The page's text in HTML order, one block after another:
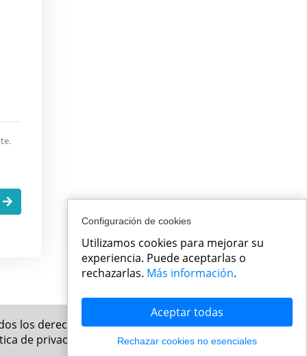
los derechos reservados
de privacidad
Configuración de cookies
Utilizamos cookies para mejorar su
experiencia. Puede aceptarlas o
rechazarlas. Más información.
Aceptar todas
Rechazar cookies no esenciales